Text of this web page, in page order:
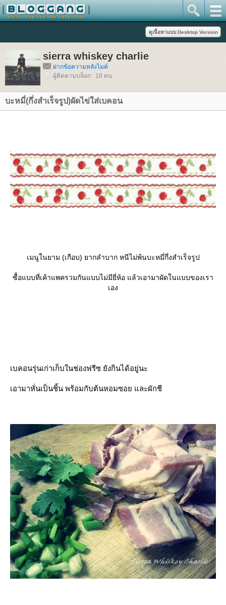
sierra whiskey charlie
ฝากข้อความหลังไมค์
ผู้ติดตามบล็อก : 18 คน
บะหมี่(กึ่งสำเร็จรูป)ผัดไข่ใส่เบคอน
เมนูในยาม (เกือบ) ยากลำบาก หนีไม่พ้นบะหมี่กึ่งสำเร็จรูป
ซื้อแบบที่เค้าแพครวมกันแบบไม่มียี่ห้อ แล้วเอามาผัดในแบบของเรา
เอง
เบคอนรุ่นเก่าเก็บในช่องฟรีซ ยังกินได้อยู่นะ
เอามาหั่นเป็นชิ้น พร้อมกับต้นหอมซอย และผักชี